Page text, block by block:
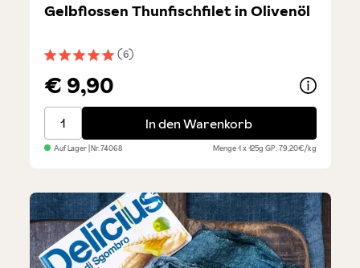
Durchschnittliche Bewertung von 5 von 5 Sternen
(6)
Gelbflossen Thunfischfilet in Olivenöl
€ 9,90
Gelbflossen Thunfischfilet in Olivenöl
In den Warenkorb
Auf Lager| Nr.74068 Menge1 x 125gGP: 79,20€/kg